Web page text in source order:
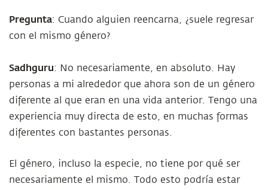
Pregunta: Cuando alguien reencarna, ¿suele regresar
con el mismo género?
Sadhguru: No necesariamente, en absoluto. Hay
personas a mi alrededor que ahora son de un género
diferente al que eran en una vida anterior. Tengo una
experiencia muy directa de esto, en muchas formas
diferentes con bastantes personas.
El género, incluso la especie, no tiene por qué ser
necesariamente el mismo. Todo esto podría estar